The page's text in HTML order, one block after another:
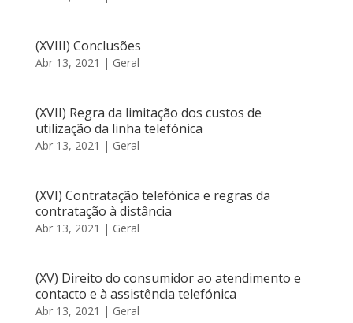
(XVIII) Conclusões
Abr 13, 2021 | Geral
(XVII) Regra da limitação dos custos de
utilização da linha telefónica
Abr 13, 2021 | Geral
(XVI) Contratação telefónica e regras da
contratação à distância
Abr 13, 2021 | Geral
(XV) Direito do consumidor ao atendimento e
contacto e à assistência telefónica
Abr 13, 2021 | Geral